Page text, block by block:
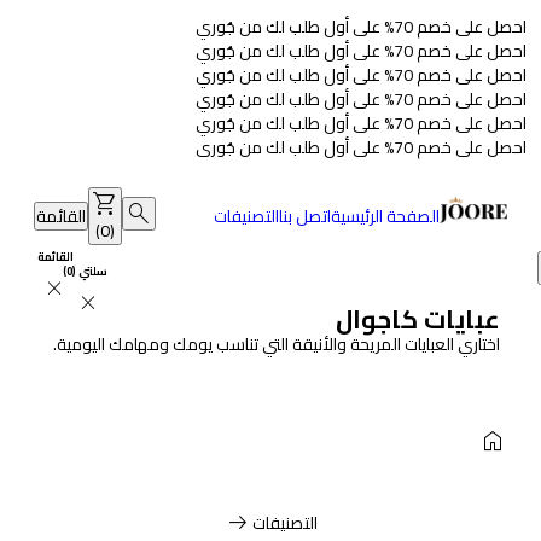
احصل على خصم 70% على أول طلب لك من جُوري
احصل على خصم 70% على أول طلب لك من جُوري
احصل على خصم 70% على أول طلب لك من جُوري
احصل على خصم 70% على أول طلب لك من جُوري
احصل على خصم 70% على أول طلب لك من جُوري
احصل على خصم 70% على أول طلب لك من جُوري
الصفحة الرئيسيةاتصل بناالتصنيفات
search
shopping_cart
(
0
)
سلتي(
0
)
close
القائمة
القائمة
close
عبايات كاجوال
اختاري العبايات المريحة والأنيقة التي تناسب يومك ومهامك اليومية.
home
التصنيفاتarrow_right_alt